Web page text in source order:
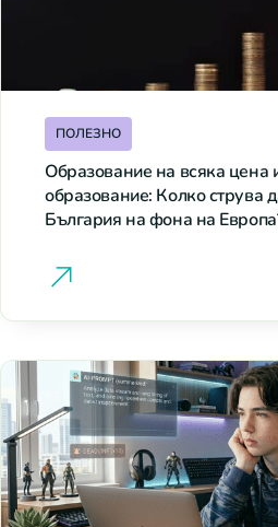
ПОЛЕЗНО
Образование на всяка цена
образование: Колко струва
България на фона на